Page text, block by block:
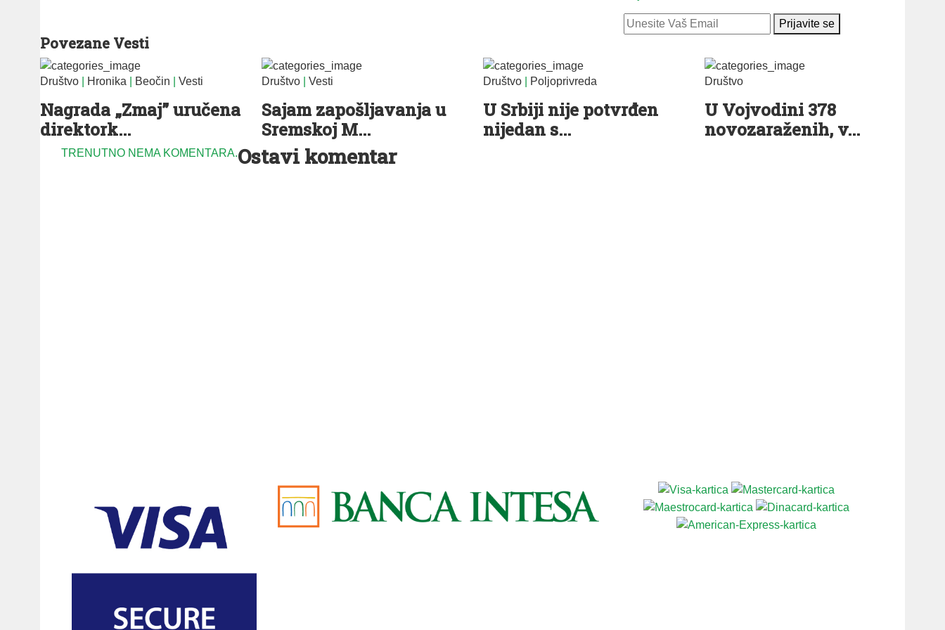
Prijavite se
Povezane Vesti
Društvo Hronika Beočin Vesti
Nagrada „Zmaj” uručena
direktork...
Društvo Vesti
Sajam zapošljavanja u
Sremskoj M...
Društvo Poljoprivreda
U Srbiji nije potvrđen
nijedan s...
Društvo
U Vojvodini 378
novozaraženih, v...
TRENUTNO NEMA KOMENTARA.Ostavi komentar